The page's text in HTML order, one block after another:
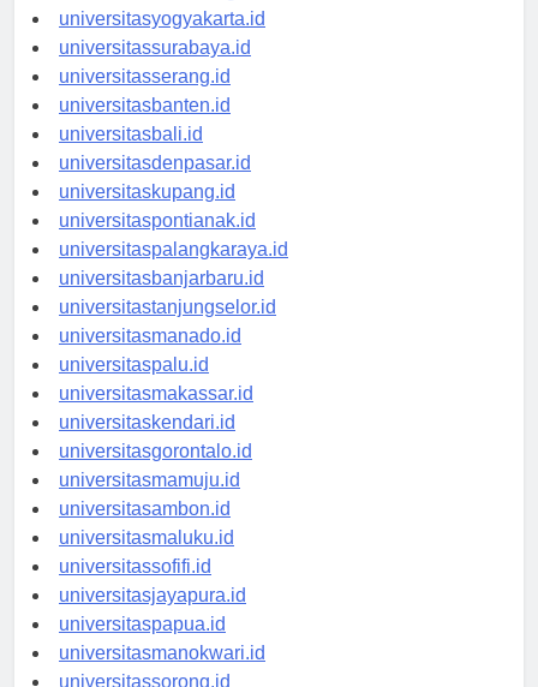
universitassemarang.id
universitasyogyakarta.id
universitassurabaya.id
universitasserang.id
universitasbanten.id
universitasbali.id
universitasdenpasar.id
universitaskupang.id
universitaspontianak.id
universitaspalangkaraya.id
universitasbanjarbaru.id
universitastanjungselor.id
universitasmanado.id
universitaspalu.id
universitasmakassar.id
universitaskendari.id
universitasgorontalo.id
universitasmamuju.id
universitasambon.id
universitasmaluku.id
universitassofifi.id
universitasjayapura.id
universitaspapua.id
universitasmanokwari.id